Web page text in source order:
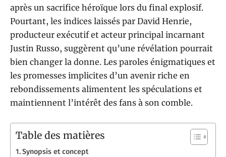
après un sacrifice héroïque lors du final explosif.
Pourtant, les indices laissés par David Henrie,
producteur exécutif et acteur principal incarnant
Justin Russo, suggèrent qu’une révélation pourrait
bien changer la donne. Les paroles énigmatiques et
les promesses implicites d’un avenir riche en
rebondissements alimentent les spéculations et
maintiennent l’intérêt des fans à son comble.
Table des matières
Synopsis et concept